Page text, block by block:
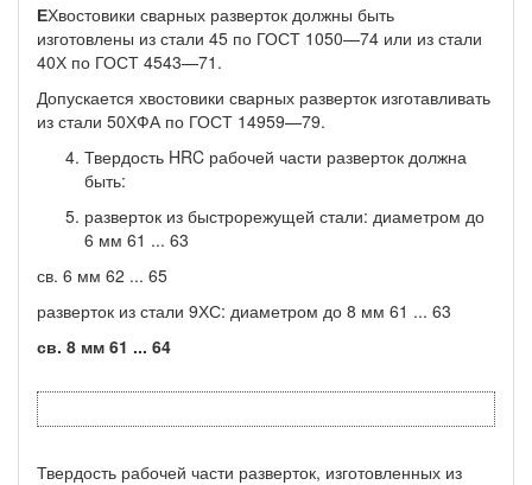
ЕХвостовики сварных разверток должны быть
изготовлены из стали 45 по ГОСТ 1050—74 или из стали
40Х по ГОСТ 4543—71.
Допускается хвостовики сварных разверток изготавливать
из стали 50ХФА по ГОСТ 14959—79.
Твердость HRC рабочей части разверток должна
быть:
разверток из быстрорежущей стали: диаметром до
6 мм 61 ... 63
св. 6 мм 62 ... 65
разверток из стали 9ХС: диаметром до 8 мм 61 ... 63
св. 8 мм 61 ... 64
Твердость рабочей части разверток, изготовленных из